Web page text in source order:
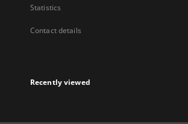
Statistics
Contact details
Recently viewed